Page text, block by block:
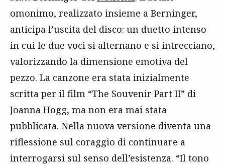
omonimo, realizzato insieme a Berninger,
anticipa l’uscita del disco: un duetto intenso
in cui le due voci si alternano e si intrecciano,
valorizzando la dimensione emotiva del
pezzo. La canzone era stata inizialmente
scritta per il film “The Souvenir Part II” di
Joanna Hogg, ma non era mai stata
pubblicata. Nella nuova versione diventa una
riflessione sul coraggio di continuare a
interrogarsi sul senso dell’esistenza. “Il tono